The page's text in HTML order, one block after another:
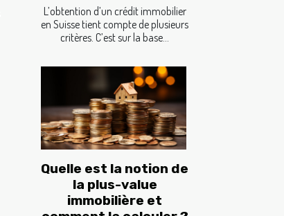
L’obtention d’un crédit immobilier
en Suisse tient compte de plusieurs
critères. C’est sur la base...
Quelle est la notion de
la plus-value
immobilière et